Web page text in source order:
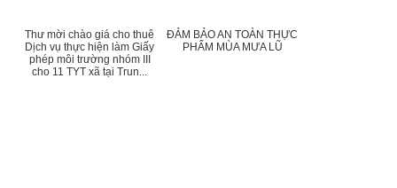
Thư mời chào giá cho thuê
Dịch vụ thực hiện làm Giấy
phép môi trường nhóm III
cho 11 TYT xã tại Trun...
ĐẢM BẢO AN TOÀN THỰC
PHẨM MÙA MƯA LŨ